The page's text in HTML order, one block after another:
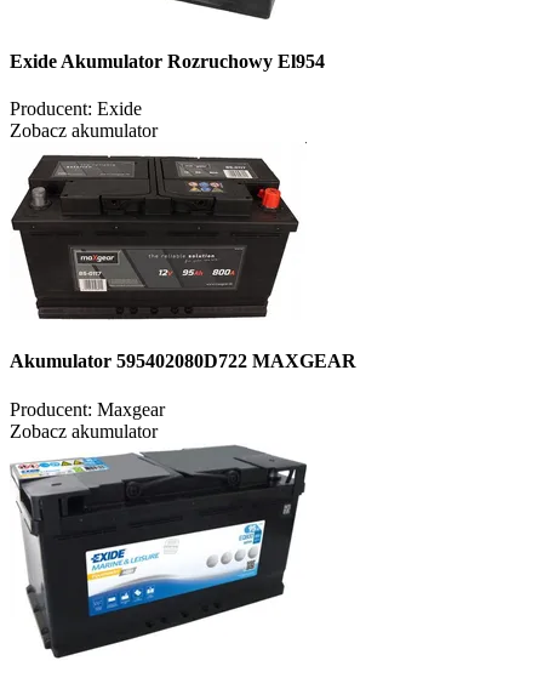
Exide Akumulator Rozruchowy El954
Producent: Exide
Zobacz akumulator
Akumulator 595402080D722 MAXGEAR
Producent: Maxgear
Zobacz akumulator